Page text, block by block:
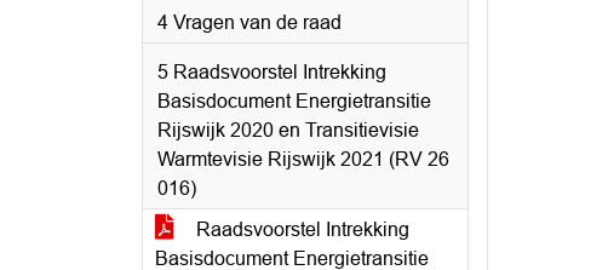
4 Vragen van de raad
5 Raadsvoorstel Intrekking
Basisdocument Energietransitie
Rijswijk 2020 en Transitievisie
Warmtevisie Rijswijk 2021 (RV 26
016)
Raadsvoorstel Intrekking
Basisdocument Energietransitie